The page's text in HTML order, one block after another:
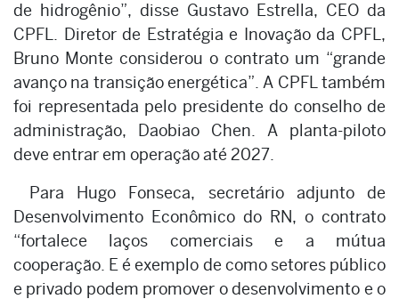
de hidrogênio”, disse Gustavo Estrella, CEO da
CPFL. Diretor de Estratégia e Inovação da CPFL,
Bruno Monte considerou o contrato um “grande
avanço na transição energética”. A CPFL também
foi representada pelo presidente do conselho de
administração, Daobiao Chen. A planta-piloto
deve entrar em operação até 2027.
Para Hugo Fonseca, secretário adjunto de
Desenvolvimento Econômico do RN, o contrato
“fortalece laços comerciais e a mútua
cooperação. E é exemplo de como setores público
e privado podem promover o desenvolvimento e o